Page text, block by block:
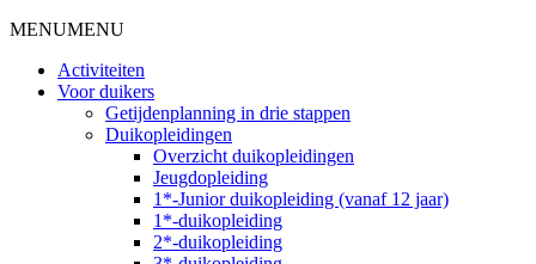
MENUMENU
Activiteiten
Voor duikers
Getijdenplanning in drie stappen
Duikopleidingen
Overzicht duikopleidingen
Jeugdopleiding
1*-Junior duikopleiding (vanaf 12 jaar)
1*-duikopleiding
2*-duikopleiding